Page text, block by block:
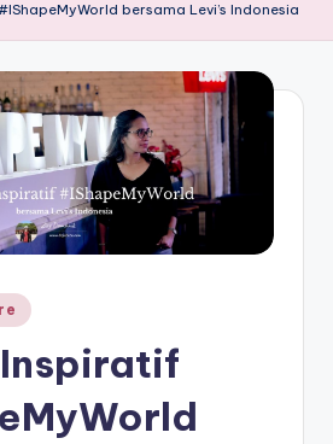
bersama Levi’s Indonesia